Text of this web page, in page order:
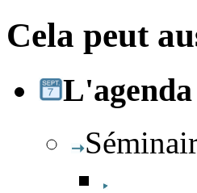
Cela peut